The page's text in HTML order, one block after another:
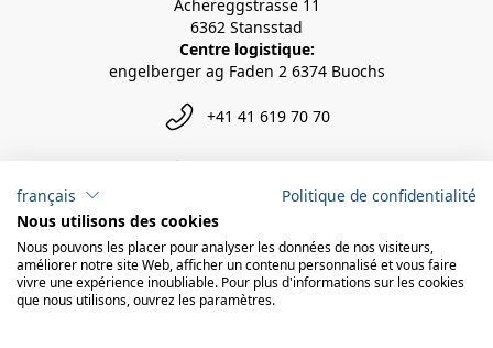
Achereggstrasse 11
6362 Stansstad
Centre logistique:
engelberger ag Faden 2 6374 Buochs
+41 41 619 70 70
français
Politique de confidentialité
Nous utilisons des cookies
Nous pouvons les placer pour analyser les données de nos visiteurs,
améliorer notre site Web, afficher un contenu personnalisé et vous faire
vivre une expérience inoubliable. Pour plus d'informations sur les cookies
que nous utilisons, ouvrez les paramètres.